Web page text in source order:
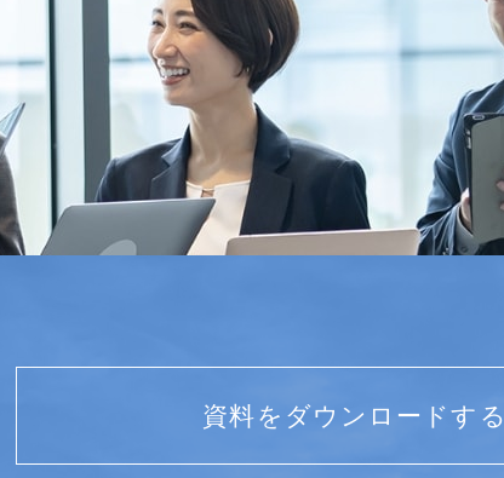
資料をダウンロードする